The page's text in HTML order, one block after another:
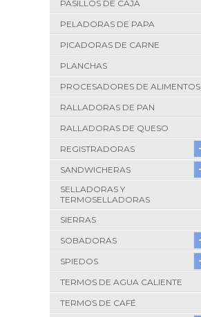
PASILLOS DE CAJA
PELADORAS DE PAPA
PICADORAS DE CARNE
PLANCHAS
PROCESADORES DE ALIMENTOS
RALLADORAS DE PAN
RALLADORAS DE QUESO
REGISTRADORAS
SANDWICHERAS
SELLADORAS Y
TERMOSELLADORAS
SIERRAS
SOBADORAS
SPIEDOS
TERMOS DE AGUA CALIENTE
TERMOS DE CAFÉ